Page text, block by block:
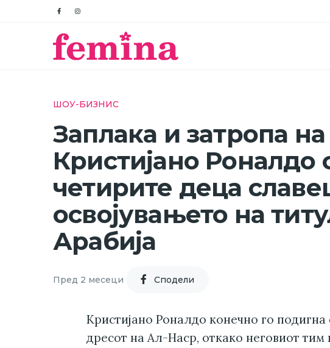
ШОУ-БИЗНИС
Заплака и затропа
Кристијано Роналдо
четирите деца
освојувањето на
Арабија
Пред 2 месеци Cподели
Кристијано Роналдо конечно го подигна
дресот на Ал-Наср, откако неговиот тим